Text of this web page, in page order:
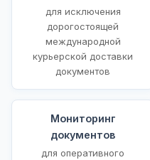
для исключения
дорогостоящей
международной
курьерской доставки
документов
Мониторинг
документов
для оперативного